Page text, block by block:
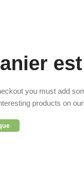
you must add
products on